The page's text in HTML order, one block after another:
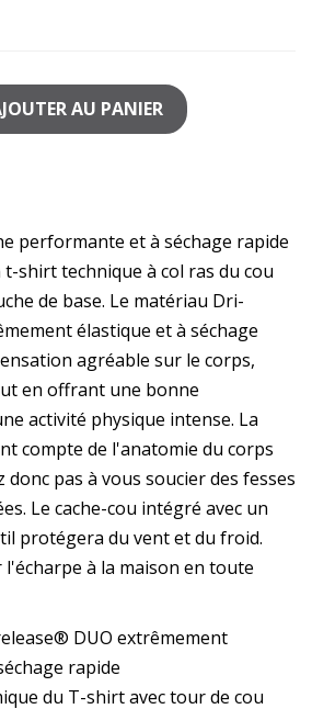
AU PANIER
performante et à séchage rapide
shirt technique à col ras du cou
de base. Le matériau Dri-
élastique et à séchage
agréable sur le corps,
en offrant une bonne
activité physique intense. La
compte de l'anatomie du corps
pas à vous soucier des fesses
Le cache-cou intégré avec un
protégera du vent et du froid.
à la maison en toute
DUO extrêmement
rapide
du T-shirt avec tour de cou